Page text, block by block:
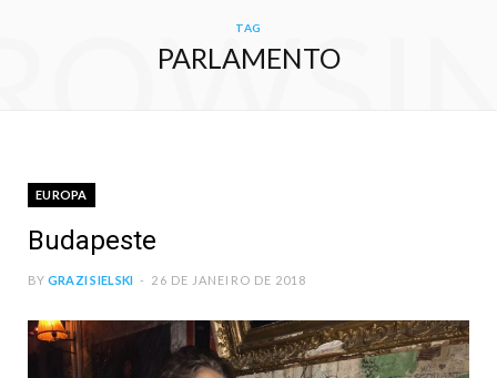
TAG
PARLAMENTO
EUROPA
Budapeste
BY GRAZI SIELSKI 26 DE JANEIRO DE 2018